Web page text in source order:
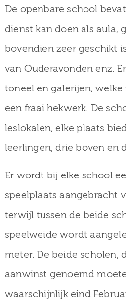
De openbare school
dienst kan doen als aula,
bovendien zeer geschikt
van Ouderavonden enz.
toneel en galerijen,
een fraai hekwerk. De
leslokalen, elke plaats
leerlingen, drie boven en
Er wordt bij elke school
speelplaats aangebracht
terwijl tussen de beide
speelweide wordt
meter. De beide scholen,
aanwinst genoemd
waarschijnlijk eind